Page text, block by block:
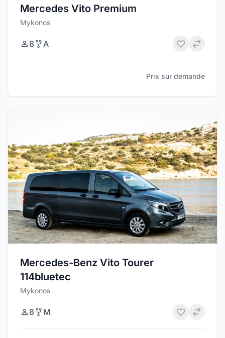
Mercedes Vito Premium
Mykonos
8 A
Prix sur demande
Mercedes-Benz Vito Tourer
114bluetec
Mykonos
8 M